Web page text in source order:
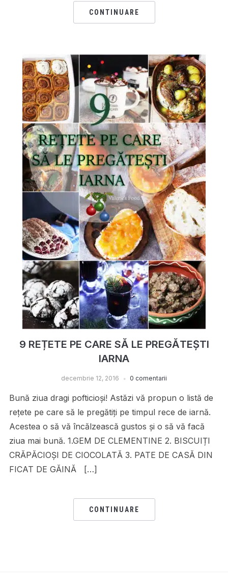
CONTINUARE
9 REȚETE PE CARE SĂ LE PREGĂTEȘTI
IARNA
decembrie 12, 2016 0 comentarii
Bună ziua dragi pofticioși! Astăzi vă propun o listă de
rețete pe care să le pregătiți pe timpul rece de iarnă.
Acestea o să vă încălzească gustos și o să vă facă
ziua mai bună. 1.GEM DE CLEMENTINE 2. BISCUIȚI
CRĂPĂCIOȘI DE CIOCOLATĂ 3. PATE DE CASĂ DIN
FICAT DE GĂINĂ […]
CONTINUARE